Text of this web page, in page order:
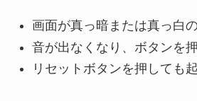
画面が真っ暗または真っ白
音が出なくなり、ボタンを
リセットボタンを押しても